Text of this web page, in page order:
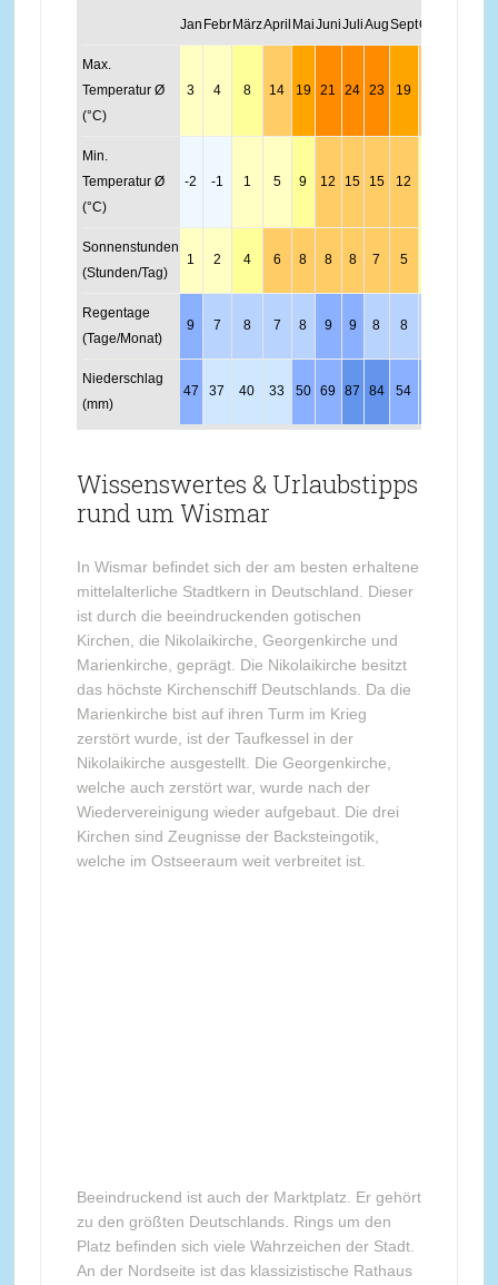
Jan Febr MärzApril MaiJuniJuliAugSeptOkt
Max.
Temperatur Ø
(°C)
3 4 8 14 19 21 24 23 19
Min.
Temperatur Ø
(°C)
-2 -1 1 5 9 12 15 15 12
Sonnenstunden
(Stunden/Tag)
1 2 4 6 8 8 8 7 5
Regentage
(Tage/Monat)
9 7 8 7 8 9 9 8 8
Niederschlag
(mm)
47 37 40 33 50 69 87 84 54
Wissenswertes & Urlaubstipps
rund um Wismar
In Wismar befindet sich der am besten erhaltene
mittelalterliche Stadtkern in Deutschland. Dieser
ist durch die beeindruckenden gotischen
Kirchen, die Nikolaikirche, Georgenkirche und
Marienkirche, geprägt. Die Nikolaikirche besitzt
das höchste Kirchenschiff Deutschlands. Da die
Marienkirche bist auf ihren Turm im Krieg
zerstört wurde, ist der Taufkessel in der
Nikolaikirche ausgestellt. Die Georgenkirche,
welche auch zerstört war, wurde nach der
Wiedervereinigung wieder aufgebaut. Die drei
Kirchen sind Zeugnisse der Backsteingotik,
welche im Ostseeraum weit verbreitet ist.
Beeindruckend ist auch der Marktplatz. Er gehört
zu den größten Deutschlands. Rings um den
Platz befinden sich viele Wahrzeichen der Stadt.
An der Nordseite ist das klassizistische Rathaus